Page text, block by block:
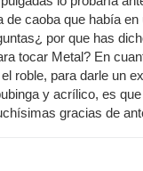
caoba que había
por que has
tocar Metal? En
roble, para darle un
y acrílico, es
gracias de